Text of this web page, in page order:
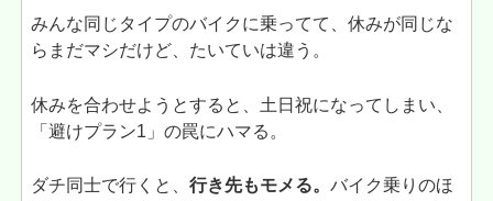
みんな同じタイプのバイクに乗ってて、休みが同じな
らまだマシだけど、たいていは違う。
休みを合わせようとすると、土日祝になってしまい、
「避けプラン1」の罠にハマる。
ダチ同士で行くと、行き先もモメる。バイク乗りのほ